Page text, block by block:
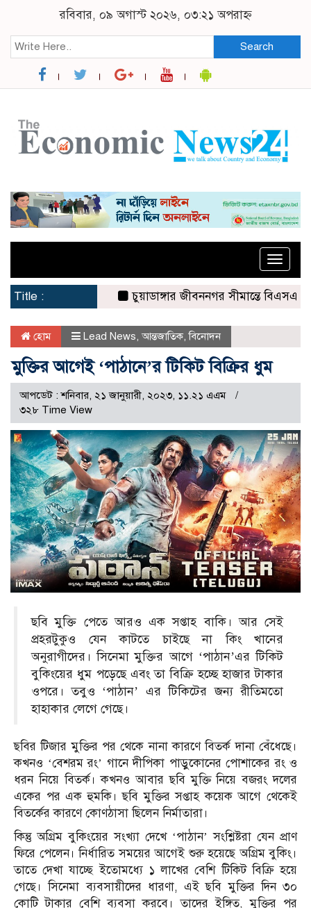
রবিবার, ০৯ অগাস্ট ২০২৬, ০৩:২১ অপরাহ্ন
Search
Toggle
Title :
চুয়াডাঙ্গার জীবননগর সীমান্তে বিএসএফের ৩
হোম Lead News আন্তজাতিক ,বিনোদন
মুক্তির আগেই ‘পাঠানে’র টিকিট বিক্রির ধুম
আপডেট : শনিবার, ২১ জানুয়ারী, ২০২৩, ১১.২১ এএম
৩২৮ Time View
ছবি মুক্তি পেতে আরও এক সপ্তাহ বাকি। আর সেই
প্রহরটুকুও যেন কাটতে চাইছে না কিং খানের
অনুরাগীদের। সিনেমা মুক্তির আগে ‘পাঠান’এর টিকিট
বুকিংয়ের ধুম পড়েছে এবং তা বিক্রি হচ্ছে হাজার টাকার
ওপরে। তবুও ‘পাঠান’ এর টিকিটের জন্য রীতিমতো
হাহাকার লেগে গেছে।
ছবির টিজার মুক্তির পর থেকে নানা কারণে বিতর্ক দানা বেঁধেছে।
কখনও ‘বেশরম রং’ গানে দীপিকা পাড়ুকোনের পোশাকের রং ও
ধরন নিয়ে বিতর্ক। কখনও আবার ছবি মুক্তি নিয়ে বজরং দলের
একের পর এক হুমকি। ছবি মুক্তির সপ্তাহ কয়েক আগে থেকেই
বিতর্কের কারণে কোণঠাসা ছিলেন নির্মাতারা।
কিন্তু অগ্রিম বুকিংয়ের সংখ্যা দেখে ‘পাঠান’ সংশ্লিষ্টরা যেন প্রাণ
ফিরে পেলেন। নির্ধারিত সময়ের আগেই শুরু হয়েছে অগ্রিম বুকিং।
তাতে দেখা যাচ্ছে ইতোমধ্যে ১ লাখের বেশি টিকিট বিক্রি হয়ে
গেছে। সিনেমা ব্যবসায়ীদের ধারণা, এই ছবি মুক্তির দিন ৩০
কোটি টাকার বেশি ব্যবসা করবে। তাদের ইঙ্গিত, মুক্তির পর